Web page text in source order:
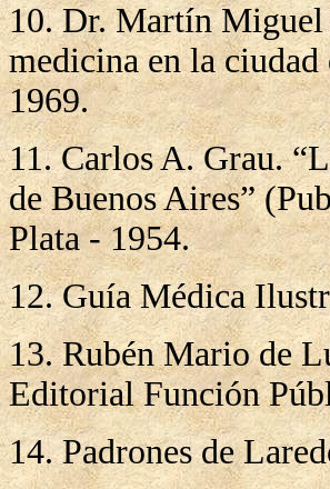
10.Dr. Martín Miguel
medicina en la ciudad
1969.
11. Carlos A. Grau.
de Buenos Aires”
Plata - 1954.
12. Guía Médica
13. Rubén Mario de
Editorial Función
14. Padrones de